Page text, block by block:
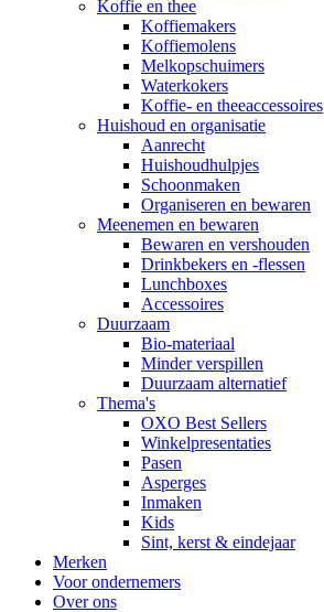
Koffie en thee
Koffiemakers
Koffiemolens
Melkopschuimers
Waterkokers
Koffie- en theeaccessoires
Huishoud en organisatie
Aanrecht
Huishoudhulpjes
Schoonmaken
Organiseren en bewaren
Meenemen en bewaren
Bewaren en vershouden
Drinkbekers en -flessen
Lunchboxes
Accessoires
Duurzaam
Bio-materiaal
Minder verspillen
Duurzaam alternatief
Thema's
OXO Best Sellers
Winkelpresentaties
Pasen
Asperges
Inmaken
Kids
Sint, kerst & eindejaar
Merken
Voor ondernemers
Over ons